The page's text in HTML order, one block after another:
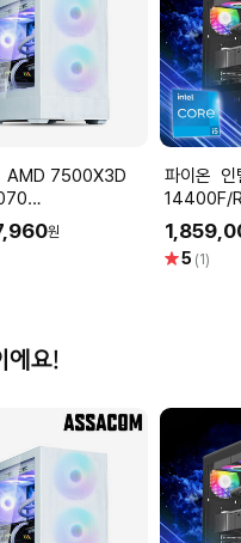
화이트
게이밍컴퓨터
원
파이온 인텔 코어I5-
14400F/
1T 조립
데스크탑
별5 (1)
에요!